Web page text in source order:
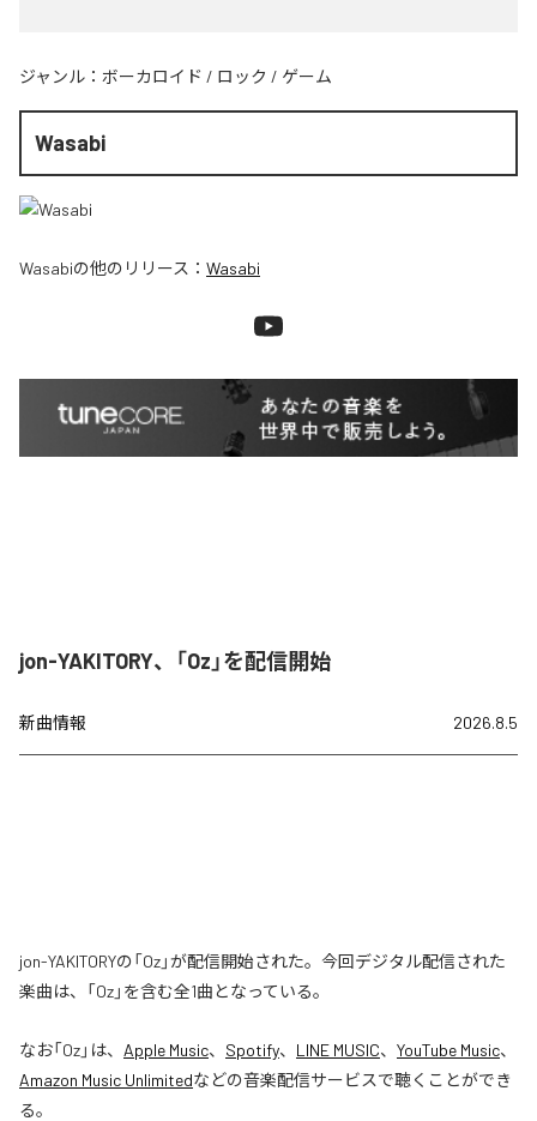
ジャンル： ボーカロイド / ロック / ゲーム
Wasabi
Wasabiの他のリリース： Wasabi
jon-YAKITORY、「Oz」を配信開始
新曲情報 2026.8.5
jon-YAKITORYの「Oz」が配信開始された。今回デジタル配信された
楽曲は、「Oz」を含む全1曲となっている。
なお「Oz」は、 Apple Music、 Spotify、 LINE MUSIC、 YouTube Music、
Amazon Music Unlimitedなどの音楽配信サービスで聴くことができ
る。